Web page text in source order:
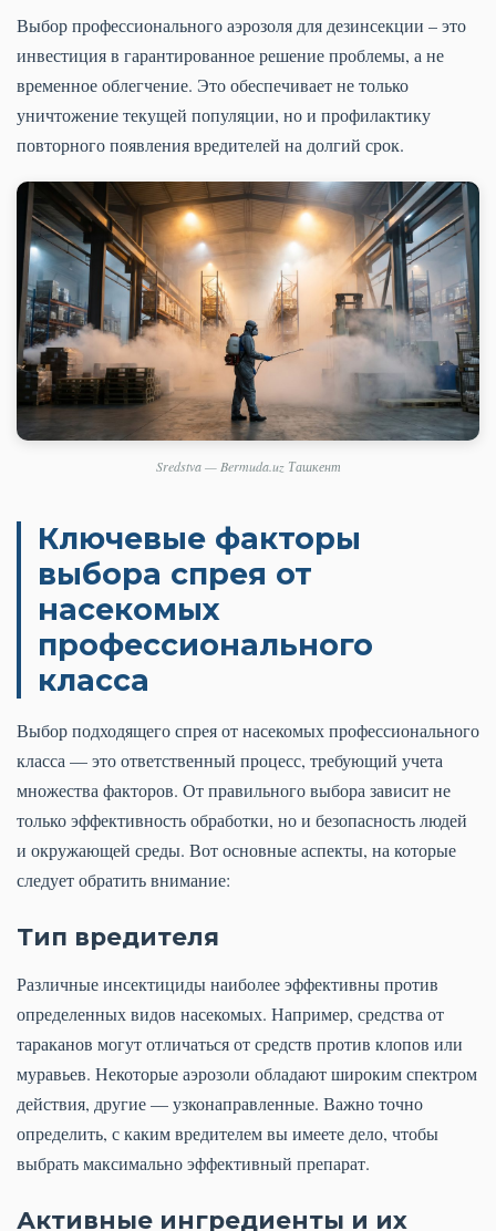
Выбор профессионального аэрозоля для дезинсекции – это
инвестиция в гарантированное решение проблемы, а не
временное облегчение. Это обеспечивает не только
уничтожение текущей популяции, но и профилактику
повторного появления вредителей на долгий срок.
Sredstva — Bermuda.uz Ташкент
Ключевые факторы
выбора спрея от
насекомых
профессионального
класса
Выбор подходящего спрея от насекомых профессионального
класса — это ответственный процесс, требующий учета
множества факторов. От правильного выбора зависит не
только эффективность обработки, но и безопасность людей
и окружающей среды. Вот основные аспекты, на которые
следует обратить внимание:
Тип вредителя
Различные инсектициды наиболее эффективны против
определенных видов насекомых. Например, средства от
тараканов могут отличаться от средств против клопов или
муравьев. Некоторые аэрозоли обладают широким спектром
действия, другие — узконаправленные. Важно точно
определить, с каким вредителем вы имеете дело, чтобы
выбрать максимально эффективный препарат.
Активные ингредиенты и их